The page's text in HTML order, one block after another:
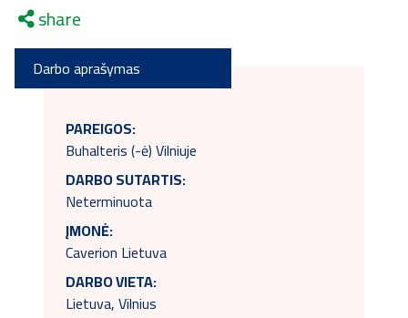
share
Darbo aprašymas
PAREIGOS:
Buhalteris (-ė) Vilniuje
DARBO SUTARTIS:
Neterminuota
ĮMONĖ:
Caverion Lietuva
DARBO VIETA:
Lietuva, Vilnius